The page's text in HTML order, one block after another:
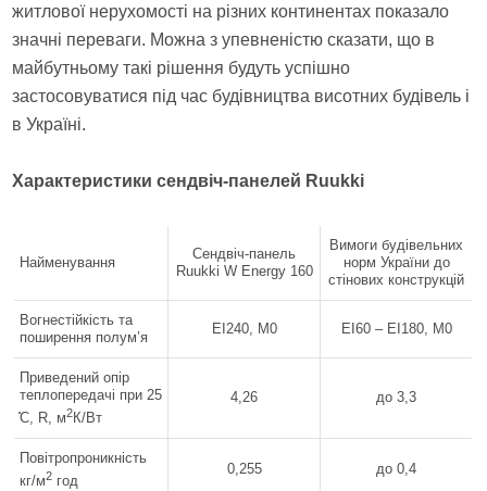
житлової нерухомості на різних континентах показало
значні переваги. Можна з упевненістю сказати, що в
майбутньому такі рішення будуть успішно
застосовуватися під час будівництва висотних будівель і
в Україні.
Характеристики сендвіч-панелей Ruukki
Найменування
Сендвіч-панель
Ruukki W Energy 160
Вимоги будівельних
норм України до
стінових конструкцій
Вогнестійкість та
поширення полум’я
EI240, М0 EI60 – EI180, М0
Приведений опір
теплопередачі при 25
̊С, R, м2К/Вт
4,26 до 3,3
Повітропроникність
кг/м2 год
0,255 до 0,4